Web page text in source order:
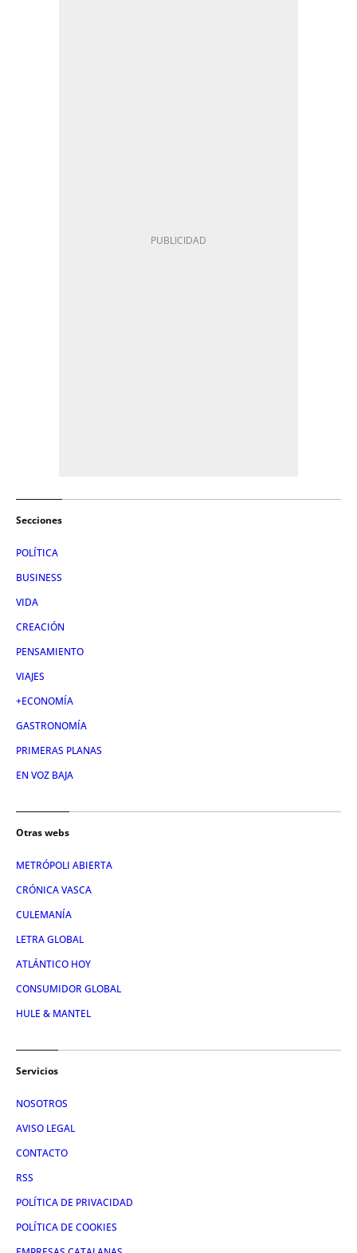
Secciones
POLÍTICA
BUSINESS
VIDA
CREACIÓN
PENSAMIENTO
VIAJES
+ECONOMÍA
GASTRONOMÍA
PRIMERAS PLANAS
EN VOZ BAJA
Otras webs
METRÓPOLI ABIERTA
CRÓNICA VASCA
CULEMANÍA
LETRA GLOBAL
ATLÁNTICO HOY
CONSUMIDOR GLOBAL
HULE & MANTEL
Servicios
NOSOTROS
AVISO LEGAL
CONTACTO
RSS
POLÍTICA DE PRIVACIDAD
POLÍTICA DE COOKIES